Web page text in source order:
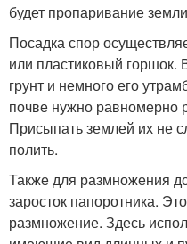
будет пропаривание
Посадка спор
или пластиковый
грунт и немного его
почве нужно равномерно
Присыпать землей их не
полить.
Также для размножения
заросток папоротника.
размножение. Здесь